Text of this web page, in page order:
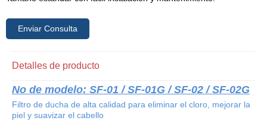
Enviar Consulta
Detalles de producto
No de modelo: SF-01 / SF-01G / SF-02 / SF-02G
Filtro de ducha de alta calidad para eliminar el cloro, mejorar la
piel y suavizar el cabello